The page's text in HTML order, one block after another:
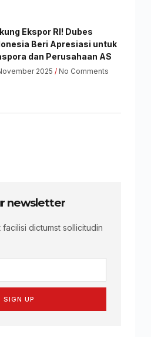
Ekspor RI! Dubes
Beri Apresiasi untuk
dan Perusahaan AS
2025 No Comments
newsletter
dictumst sollicitudin
SIGN UP